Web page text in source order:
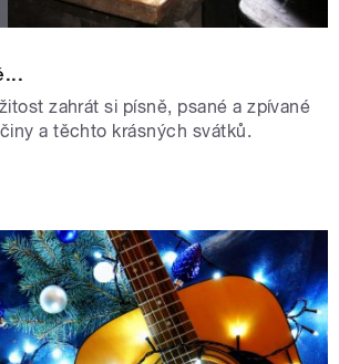
zahrát si písně, psané a zpívané
a těchto krásných svátků.